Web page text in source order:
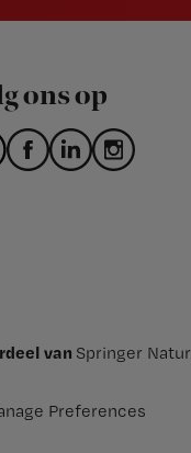
ons op
van Springer
Preferences